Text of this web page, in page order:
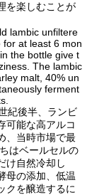
を楽しむことが
lambic unfiltere
at least 6 mon
the bottle give t
The lambic
malt, 40% un
ferment
紀後半、ランビ
可能な高アルコ
、当時市場で最
はベールセルの
け自然冷却し
母の添加、低温
クを醸造するに